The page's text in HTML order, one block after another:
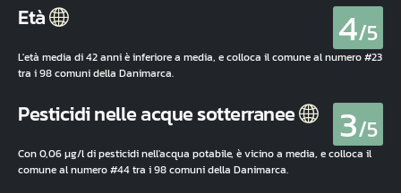
Età 4/5
L'età media di 42 anni è inferiore a media, e colloca il comune al numero #23
tra i 98 comuni della Danimarca.
Pesticidi nelle acque sotterranee 3/5
Con 0,06 µg/l di pesticidi nell'acqua potabile, è vicino a media, e colloca il
comune al numero #44 tra i 98 comuni della Danimarca.